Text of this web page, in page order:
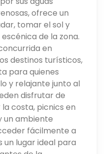
ofrece un
tomar el sol y
de la zona.
en
destinos turísticos,
para quienes
y relajante junto al
disfrutar de
costa, picnics en
un ambiente
fácilmente a
un lugar ideal para